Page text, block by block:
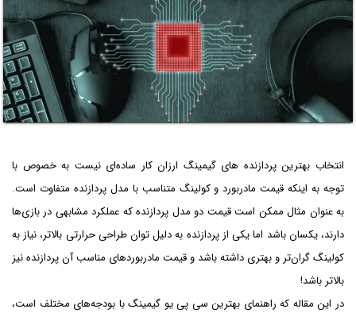
انتخاب بهترین پردازنده های گیمینگ ارزان کار ساده‌ای نیست به خصوص با
توجه به اینکه قیمت مادربورد و کولینگ متناسب با مدل پردازنده متفاوت است.
به عنوان مثال ممکن است قیمت دو مدل پردازنده که عملکرد مشابهی در بازی‌ها
دارند، یکسان باشد اما یکی از پردازنده به دلیل توان طراحی حرارتی بالاتر، نیاز به
کولینگ گران‌تر و بهتری داشته باشد و قیمت مادربوردهای مناسب آن پردازنده نیز
بالاتر باشد!
در این مقاله که راهنمای بهترین سی پی یو گیمینگ با بودجه‌های مختلف است،